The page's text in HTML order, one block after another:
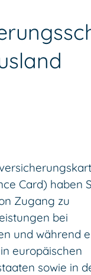
Card) haben
Zugang zu
bei
und während
europäischen
sowie in